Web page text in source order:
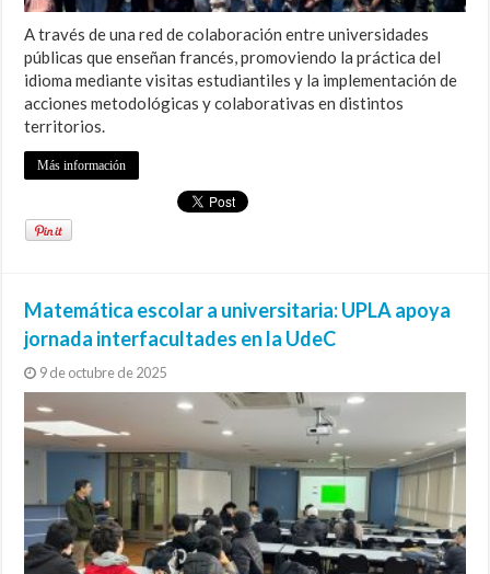
A través de una red de colaboración entre universidades
públicas que enseñan francés, promoviendo la práctica del
idioma mediante visitas estudiantiles y la implementación de
acciones metodológicas y colaborativas en distintos
territorios.
Más información
Matemática escolar a universitaria: UPLA apoya
jornada interfacultades en la UdeC
9 de octubre de 2025